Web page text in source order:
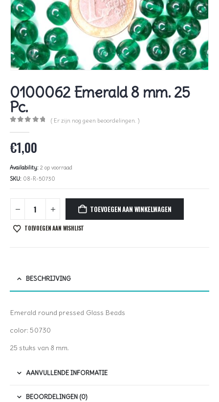
0100062 Emerald 8 mm. 25
Pc.
( Er zijn nog geen beoordelingen. )
€1,00
Availability: 2 op voorraad
SKU: 08-R-50730
TOEVOEGEN AAN WINKELWAGEN
TOEVOEGEN AAN WISHLIST
BESCHRIJVING
Emerald round pressed Glass Beads
color: 50730
25 stuks van 8 mm.
AANVULLENDE INFORMATIE
BEOORDELINGEN (0)